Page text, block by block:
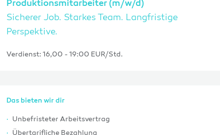
Produktionsmitarbeiter (m/w/d)
Sicherer Job. Starkes Team. Langfristige
Perspektive.
Verdienst: 16,00 - 19:00 EUR/Std.
Das bieten wir dir
Unbefristeter Arbeitsvertrag
Übertarifliche Bezahlung